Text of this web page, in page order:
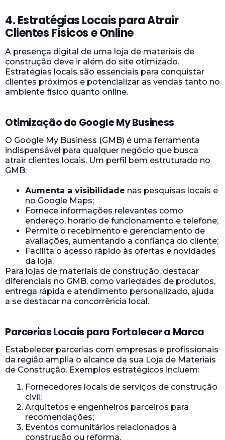
4. Estratégias Locais para Atrair
Clientes Físicos e Online
A presença digital de uma loja de materiais de
construção deve ir além do site otimizado.
Estratégias locais são essenciais para conquistar
clientes próximos e potencializar as vendas tanto no
ambiente físico quanto online.
Otimização do Google My Business
O Google My Business (GMB) é uma ferramenta
indispensável para qualquer negócio que busca
atrair clientes locais. Um perfil bem estruturado no
GMB:
Aumenta a visibilidade nas pesquisas locais e
no Google Maps;
Fornece informações relevantes como
endereço, horário de funcionamento e telefone;
Permite o recebimento e gerenciamento de
avaliações, aumentando a confiança do cliente;
Facilita o acesso rápido às ofertas e novidades
da loja.
Para lojas de materiais de construção, destacar
diferenciais no GMB, como variedades de produtos,
entrega rápida e atendimento personalizado, ajuda
a se destacar na concorrência local.
Parcerias Locais para Fortalecer a Marca
Estabelecer parcerias com empresas e profissionais
da região amplia o alcance da sua Loja de Materiais
de Construção. Exemplos estratégicos incluem:
Fornecedores locais de serviços de construção
civil;
Arquitetos e engenheiros parceiros para
recomendações;
Eventos comunitários relacionados à
construção ou reforma.